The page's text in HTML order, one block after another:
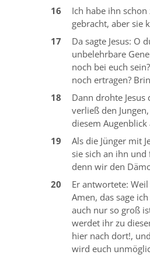
16
Ich habe ihn schon
gebracht, aber sie
17
Da sagte Jesus: O
unbelehrbare
noch bei euch
noch ertragen?
18
Dann drohte
verließ den
diesem Augenblick
19
Als die Jünger mit
sie sich an ihn
denn wir den
20
Er antwortete:
Amen, das sage
auch nur so groß
werdet ihr zu
hier nach dort!,
wird euch